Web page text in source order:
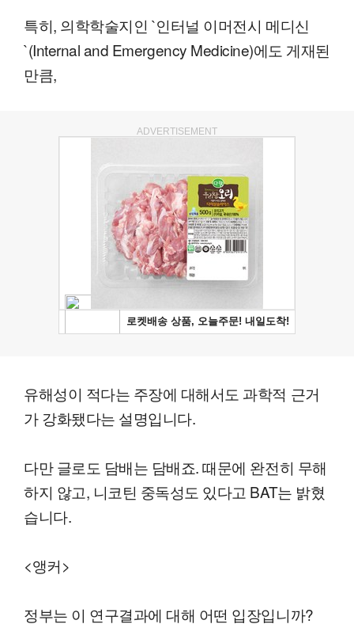
특히, 의학학술지인 `인터널 이머전시 메디신
`(Internal and Emergency Medicine)에도 게재된
만큼,
ADVERTISEMENT
유해성이 적다는 주장에 대해서도 과학적 근거
가 강화됐다는 설명입니다.
다만 글로도 담배는 담배죠. 때문에 완전히 무해
하지 않고, 니코틴 중독성도 있다고 BAT는 밝혔
습니다.
<앵커>
정부는 이 연구결과에 대해 어떤 입장입니까?